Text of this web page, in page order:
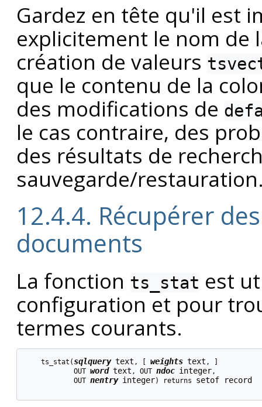
Gardez en tête qu'il est
explicitement le nom de
création de valeurs
que le contenu de la
des modifications de
le cas contraire, des
des résultats de
sauvegarde/
12.4.4. Récupérer
documents
La fonction ts_stat est
configuration et pour
termes courants.
    ts_stat(
sqlquery text , [ weights text ,
            OUT
word text , OUT ndoc integer,
            OUT
nentry integer) returns setof record